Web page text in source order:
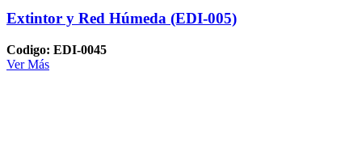
Extintor y Red Húmeda (EDI-005)
Codigo: EDI-0045
Ver Más